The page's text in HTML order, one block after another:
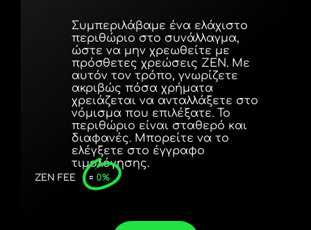
Türkiye (Türkçe)
Singapore (English)
United Kingdom (English)
International (English)
Συμπεριλάβαμε ένα ελάχιστο
περιθώριο στο συνάλλαγμα,
ώστε να μην χρεωθείτε με
πρόσθετες χρεώσεις ZEN. Με
αυτόν τον τρόπο, γνωρίζετε
ακριβώς πόσα χρήματα
χρειάζεται να ανταλλάξετε στο
νόμισμα που επιλέξατε. Το
περιθώριο είναι σταθερό και
διαφανές. Μπορείτε να το
ελέγξετε στο έγγραφο
τιμολόγησης.
ZEN FEE = 0%